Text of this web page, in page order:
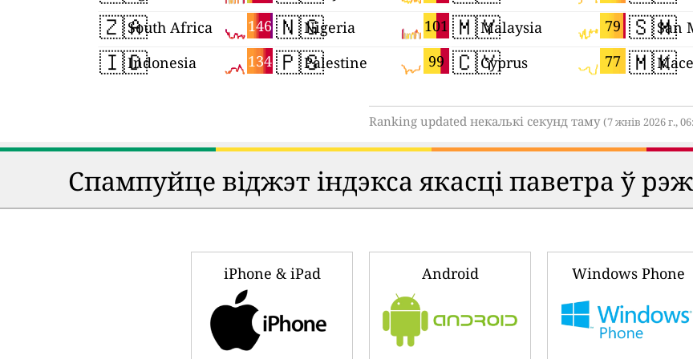
🇿🇦 146
South Africa
🇮🇩 134
Indonesia
🇳🇬 101
Nigeria
🇵🇸 99
Palestine
🇲🇾 79
Malaysia
🇨🇾 77
Cyprus
🇸🇲
San
🇲🇰
Ranking updated некалькі секунд таму(7 жнів 2026 г.,
Спампуйце віджэт індэкса якасці паветра ў
iPhone & iPad Android Windows Phone